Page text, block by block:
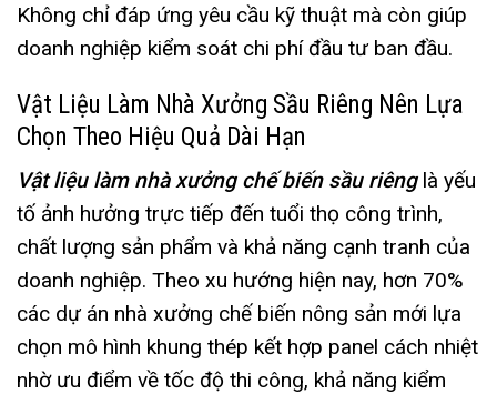
Không chỉ đáp ứng yêu cầu kỹ thuật mà còn giúp
doanh nghiệp kiểm soát chi phí đầu tư ban đầu.
Vật Liệu Làm Nhà Xưởng Sầu Riêng Nên Lựa
Chọn Theo Hiệu Quả Dài Hạn
Vật liệu làm nhà xưởng chế biến sầu riênglà yếu
tố ảnh hưởng trực tiếp đến tuổi thọ công trình,
chất lượng sản phẩm và khả năng cạnh tranh của
doanh nghiệp. Theo xu hướng hiện nay, hơn 70%
các dự án nhà xưởng chế biến nông sản mới lựa
chọn mô hình khung thép kết hợp panel cách nhiệt
nhờ ưu điểm về tốc độ thi công, khả năng kiểm